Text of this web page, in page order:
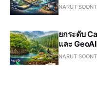
NARUT
ยกระดับ
และ
NARUT